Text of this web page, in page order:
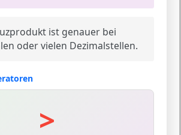
ist genauer bei
oder vielen Dezimalstellen.
>